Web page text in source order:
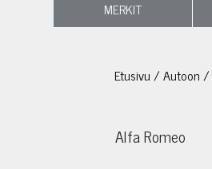
MERKIT
Etusivu/Autoon/
Alfa Romeo